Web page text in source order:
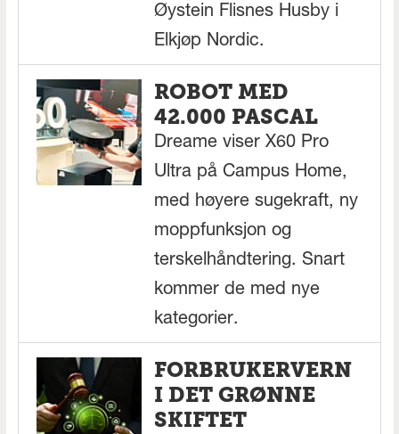
Øystein Flisnes Husby i
Elkjøp Nordic.
ROBOT MED
42.000 PASCAL
Dreame viser X60 Pro
Ultra på Campus Home,
med høyere sugekraft, ny
moppfunksjon og
terskelhåndtering. Snart
kommer de med nye
kategorier.
FORBRUKERVERN
I DET GRØNNE
SKIFTET